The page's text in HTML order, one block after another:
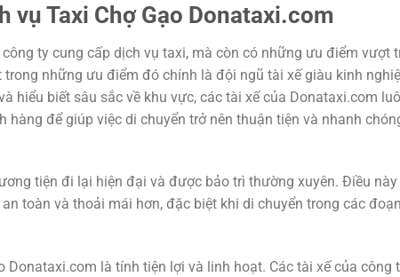
Taxi Chợ Gạo Donataxi.com
ty cung cấp dịch vụ taxi, mà còn có những ưu điểm vượt
những ưu điểm đó chính là đội ngũ tài xế giàu kinh
hiểu biết sâu sắc về khu vực, các tài xế của Donataxi.com
để giúp việc di chuyển trở nên thuận tiện và nhanh
tiện đi lại hiện đại và được bảo trì thường xuyên. Điều này
toàn và thoải mái hơn, đặc biệt khi di chuyển trong các đoạn
Donataxi.com là tính tiện lợi và linh hoạt. Các tài xế của công